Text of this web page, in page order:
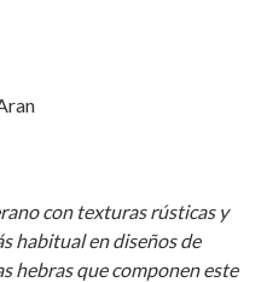
con texturas rústicas y
habitual en diseños de
hebras que componen este